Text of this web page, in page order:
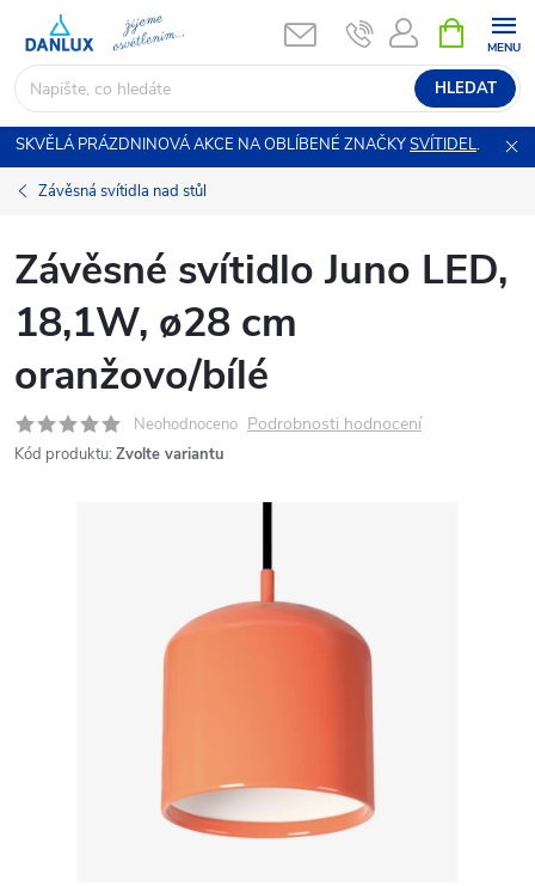
obsah
HLEDAT
NÁKUPNÍ
KOŠÍK
SKVĚLÁ PRÁZDNINOVÁ AKCE NA OBLÍBENÉ ZNAČKYSVÍTIDEL.
Závěsná svítidla nad stůl
Závěsné svítidlo Juno LED,
18,1W, ø28 cm
oranžovo/bílé
Neohodnoceno Podrobnosti hodnocení
Kód produktu: Zvolte variantu